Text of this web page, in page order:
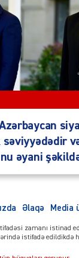
və
əyani
Əlaqə Media
zamanı istinad
istifadə edildikdə